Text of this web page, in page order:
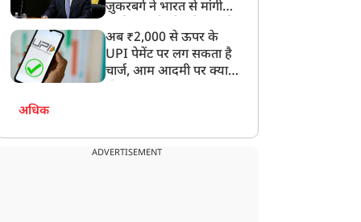
ज़ुकरबर्ग ने भारत से मांगी
अब ₹2,000 से ऊपर के
UPI पेमेंट पर लग सकता है
चार्ज, आम आदमी पर क्या
अधिक
ADVERTISEMENT